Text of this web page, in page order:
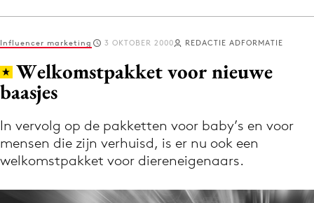
Log in
Volg het laatste nieuws via de Adformatie
Nieuws app
Influencer marketing 3 OKTOBER 2000 REDACTIE ADFORMATIE
Welkomstpakket voor nieuwe
baasjes
In vervolg op de pakketten voor baby’s en voor
mensen die zijn verhuisd, is er nu ook een
welkomstpakket voor diereneigenaars.